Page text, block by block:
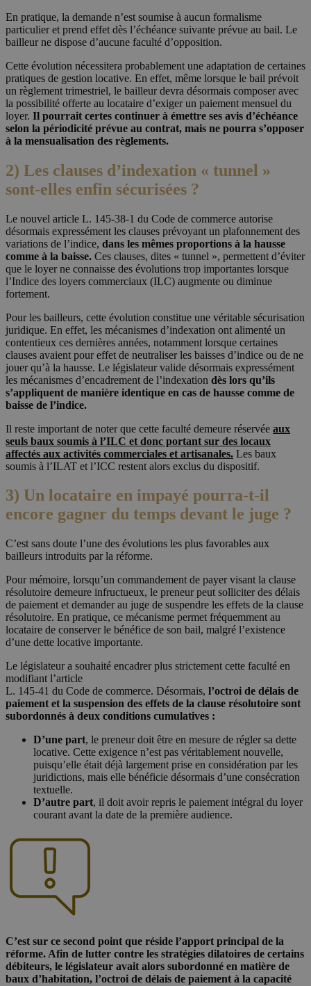
En pratique, la demande n’est soumise à aucun formalisme
particulier et prend effet dès l’échéance suivante prévue au bail. Le
bailleur ne dispose d’aucune faculté d’opposition.
Cette évolution nécessitera probablement une adaptation de certaines
pratiques de gestion locative. En effet, même lorsque le bail prévoit
un règlement trimestriel, le bailleur devra désormais composer avec
la possibilité offerte au locataire d’exiger un paiement mensuel du
loyer. Il pourrait certes continuer à émettre ses avis d’échéance
selon la périodicité prévue au contrat, mais ne pourra s’opposer
à la mensualisation des règlements.
2) Les clauses d’indexation « tunnel »
sont-elles enfin sécurisées ?
Le nouvel article L. 145-38-1 du Code de commerce autorise
désormais expressément les clauses prévoyant un plafonnement des
variations de l’indice, dans les mêmes proportions à la hausse
comme à la baisse. Ces clauses, dites « tunnel », permettent d’éviter
que le loyer ne connaisse des évolutions trop importantes lorsque
l’Indice des loyers commerciaux (ILC) augmente ou diminue
fortement.
Pour les bailleurs, cette évolution constitue une véritable sécurisation
juridique. En effet, les mécanismes d’indexation ont alimenté un
contentieux ces dernières années, notamment lorsque certaines
clauses avaient pour effet de neutraliser les baisses d’indice ou de ne
jouer qu’à la hausse. Le législateur valide désormais expressément
les mécanismes d’encadrement de l’indexation dès lors qu’ils
s’appliquent de manière identique en cas de hausse comme de
baisse de l’indice.
Il reste important de noter que cette faculté demeure réservée aux
seuls baux soumis à l’ILC et donc portant sur des locaux
affectés aux activités commerciales et artisanales. Les baux
soumis à l’ILAT et l’ICC restent alors exclus du dispositif.
3) Un locataire en impayé pourra-t-il
encore gagner du temps devant le juge ?
C’est sans doute l’une des évolutions les plus favorables aux
bailleurs introduits par la réforme.
Pour mémoire, lorsqu’un commandement de payer visant la clause
résolutoire demeure infructueux, le preneur peut solliciter des délais
de paiement et demander au juge de suspendre les effets de la clause
résolutoire. En pratique, ce mécanisme permet fréquemment au
locataire de conserver le bénéfice de son bail, malgré l’existence
d’une dette locative importante.
Le législateur a souhaité encadrer plus strictement cette faculté en
modifiant l’article
L. 145-41 du Code de commerce. Désormais, l’octroi de délais de
paiement et la suspension des effets de la clause résolutoire sont
subordonnés à deux conditions cumulatives :
D’une part, le preneur doit être en mesure de régler sa dette
locative. Cette exigence n’est pas véritablement nouvelle,
puisqu’elle était déjà largement prise en considération par les
juridictions, mais elle bénéficie désormais d’une consécration
textuelle.
D’autre part, il doit avoir repris le paiement intégral du loyer
courant avant la date de la première audience.
C’est sur ce second point que réside l’apport principal de la
réforme. Afin de lutter contre les stratégies dilatoires de certains
débiteurs, le législateur avait alors subordonné en matière de
baux d’habitation, l’octroi de délais de paiement à la capacité